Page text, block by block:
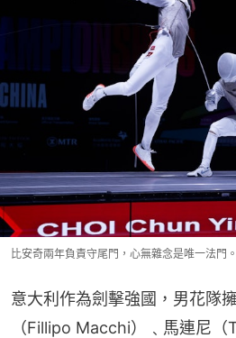
比安奇兩年負責守尾門，心無雜念是唯一法門
意大利作為劍擊強國，男花隊
（Fillipo Macchi）﹑馬連尼